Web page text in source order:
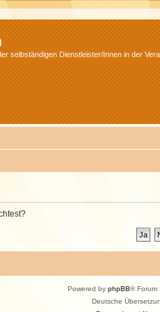
selbständigen Dienstleister/Innen in der
Powered by phpBB® Forum
Deutsche